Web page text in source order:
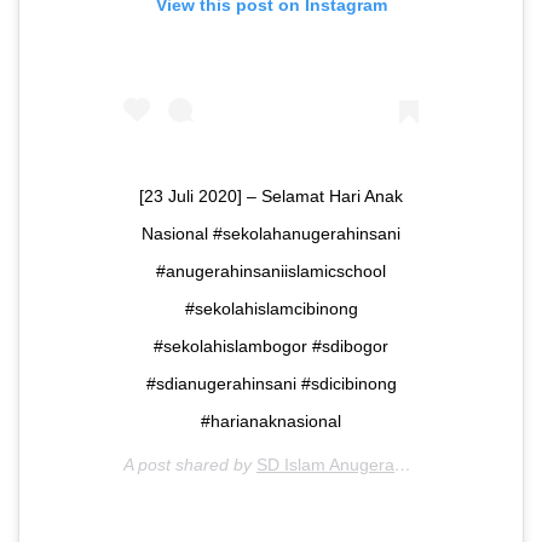
View this post on Instagram
[23 Juli 2020] – Selamat Hari Anak
Nasional #sekolahanugerahinsani
#anugerahinsaniislamicschool
#sekolahislamcibinong
#sekolahislambogor #sdibogor
#sdianugerahinsani #sdicibinong
#harianaknasional
A post shared by SD Islam Anugerah Insani